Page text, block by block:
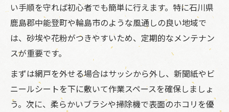
い手順を守れば初心者でも簡単に行えます。特に石川県
鹿島郡中能登町や輪島市のような風通しの良い地域で
は、砂埃や花粉がつきやすいため、定期的なメンテナン
スが重要です。
まずは網戸を外せる場合はサッシから外し、新聞紙やビ
ニールシートを下に敷いて作業スペースを確保しましょ
う。次に、柔らかいブラシや掃除機で表面のホコリを優